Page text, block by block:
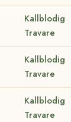
Kallblodig
Travare
Kallblodig
Travare
Kallblodig
Travare